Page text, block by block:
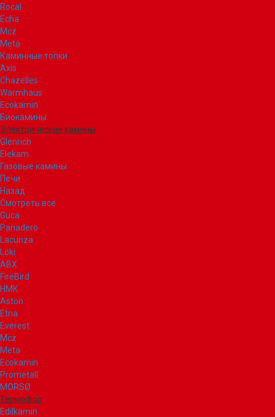
Rocal
Echa
Mcz
Meta
Каминные топки
Axis
Chazelles
Warmhaus
Ecokamin
Биокамины
Электрические камины
Glenrich
Elekam
Газовые камины
Печи
Назад
Смотреть все
Guca
Panadero
Lacunza
Loki
ABX
FireBird
НМК
Aston
Etna
Everest
Mcz
Meta
Ecokamin
Prometall
MORSØ
Термофор
Edilkamin